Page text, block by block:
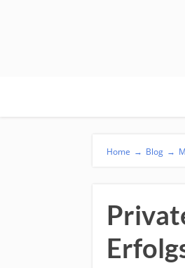
Home → Blog →